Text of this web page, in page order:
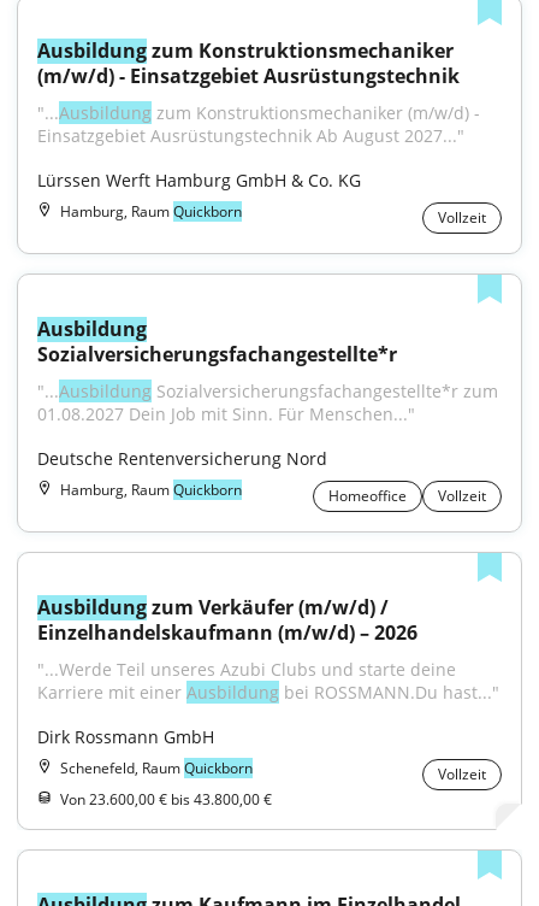
Ausbildung zum Konstruktionsmechaniker
(m/w/d) - Einsatzgebiet Ausrüstungstechnik
"...Ausbildung zum Konstruktions­mechaniker (m/w/d) -
Einsatzgebiet Ausrüstungstechnik Ab August 2027..."
Lürssen Werft Hamburg GmbH & Co. KG
Hamburg, RaumQuickborn Vollzeit
Ausbildung
Sozialversicherungsfachangestellte*r
"...Ausbildung Sozialversicherungsfachangestellte*r zum
01.08.2027 Dein Job mit Sinn. Für Menschen..."
Deutsche Rentenversicherung Nord
Hamburg, RaumQuickborn Homeoffice Vollzeit
Ausbildung zum Verkäufer (m/w/d) /
Einzelhandelskaufmann (m/w/d) – 2026
"...Werde Teil unseres Azubi Clubs und starte deine
Karriere mit einer Ausbildung bei ROSSMANN.Du hast..."
Dirk Rossmann GmbH
Schenefeld, RaumQuickborn
Vollzeit
Von 23.600,00 € bis 43.800,00 €